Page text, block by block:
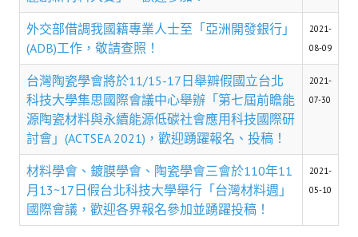
傑出服務貢獻獎設置辦法
場地租借管理辦法
學會章程
會員代表選舉辦法
追憶盧善棟前理事長
學會獎項
外交部借調我國籍專業人士至「亞洲開發銀行」
(ADB)工作，敬請查照！
2021-
08-09
台灣陶瓷學會將於11/15-17日舉辧假國立台北
科技大學集思國際會議中心舉辦「第七屆前瞻能
源陶瓷材料與永續能源低碳社會應用科技國際研
討會」(ACTSEA 2021)，歡迎踴躍報名、投稿！
2021-
07-30
材料學會、鍍膜學會、陶瓷學會三會於110年11
月13~17日假台北科技大學舉行「台灣材料週」
國際會議，歡迎各界報名參加並踴躍投稿！
2021-
05-10